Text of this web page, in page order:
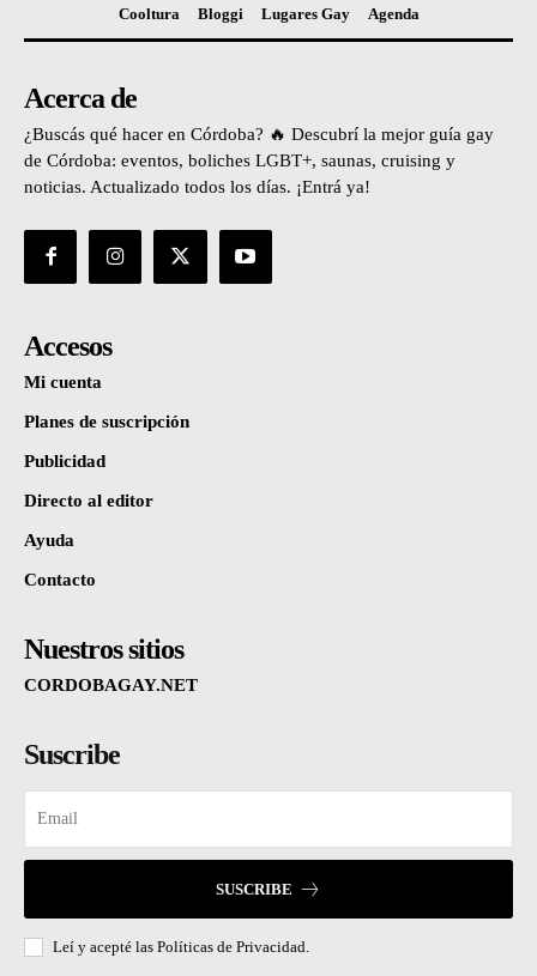
Cooltura
Bloggi Lugares Gay Agenda
Acerca de
¿Buscás qué hacer en Córdoba? 🔥 Descubrí la mejor guía gay
de Córdoba: eventos, boliches LGBT+, saunas, cruising y
noticias. Actualizado todos los días. ¡Entrá ya!
Accesos
Mi cuenta
Planes de suscripción
Publicidad
Directo al editor
Ayuda
Contacto
Nuestros sitios
CORDOBAGAY.NET
Suscribe
SUSCRIBE
Leí y acepté las Políticas de Privacidad.